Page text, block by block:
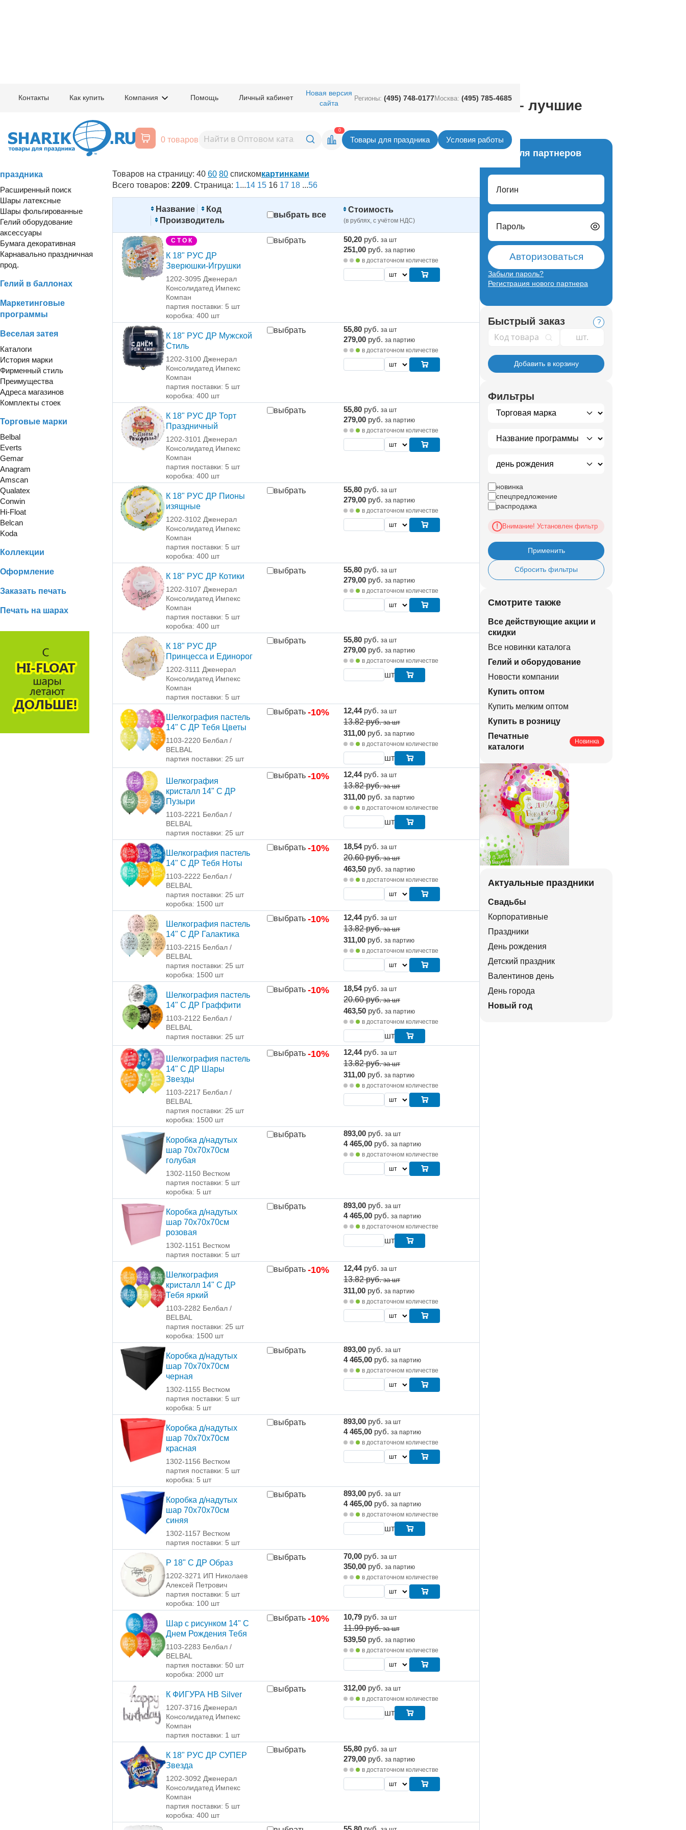
Контакты Как купить Компания Помощь Личный кабинет
Новая версия
сайта
Регионы: (495) 748-0177Москва: (495) 785-4685
0 товаров
0
Товары для праздника Условия работы
Фольгированные воздушные шарики на день рождения | купить оптом – лучшие
цены в Москве
праздника
Расширенный поиск
Шары латексные
Шары фольгированные
Гелий оборудование
аксессуары
Бумага декоративная
Карнавально праздничная
прод.
Гелий в баллонах
Маркетинговые
программы
Веселая затея
Каталоги
История марки
Фирменный стиль
Преимущества
Адреса магазинов
Комплекты стоек
Торговые марки
Belbal
Everts
Gemar
Anagram
Amscan
Qualatex
Conwin
Hi-Float
Belcan
Koda
Коллекции
Оформление
Заказать печать
Печать на шарах
Товаров на страницу: 40 60 80 спискомкартинками
Всего товаров: 2209. Страница: 1...14 15 16 17 18 ...56
Название
Код
Производитель
выбрать все
Стоимость
(в рублях, с учётом НДС)
С Т О К
К 18" РУС ДР
Зверюшки-Игрушки
1202-3095 Дженерал
Консолидатед Импекс
Компан
партия поставки: 5 шт
коробка: 400 шт
выбрать 50,20 руб. за шт
251,00 руб. за партию
в достаточном количестве
К 18" РУС ДР Мужской
Стиль
1202-3100 Дженерал
Консолидатед Импекс
Компан
партия поставки: 5 шт
коробка: 400 шт
выбрать 55,80 руб. за шт
279,00 руб. за партию
в достаточном количестве
К 18" РУС ДР Торт
Праздничный
1202-3101 Дженерал
Консолидатед Импекс
Компан
партия поставки: 5 шт
коробка: 400 шт
выбрать 55,80 руб. за шт
279,00 руб. за партию
в достаточном количестве
К 18" РУС ДР Пионы
изящные
1202-3102 Дженерал
Консолидатед Импекс
Компан
партия поставки: 5 шт
коробка: 400 шт
выбрать 55,80 руб. за шт
279,00 руб. за партию
в достаточном количестве
К 18" РУС ДР Котики
1202-3107 Дженерал
Консолидатед Импекс
Компан
партия поставки: 5 шт
коробка: 400 шт
выбрать 55,80 руб. за шт
279,00 руб. за партию
в достаточном количестве
К 18" РУС ДР
Принцесса и Единорог
1202-3111 Дженерал
Консолидатед Импекс
Компан
партия поставки: 5 шт
выбрать 55,80 руб. за шт
279,00 руб. за партию
в достаточном количестве
шт
Шелкография пастель
14" С ДР Тебя Цветы
1103-2220 Белбал /
BELBAL
партия поставки: 25 шт
-10%
выбрать 12,44 руб. за шт
13.82руб. за шт
311,00 руб. за партию
в достаточном количестве
шт
Шелкография
кристалл 14" С ДР
Пузыри
1103-2221 Белбал /
BELBAL
партия поставки: 25 шт
-10%
выбрать 12,44 руб. за шт
13.82руб. за шт
311,00 руб. за партию
в достаточном количестве
шт
Шелкография пастель
14" С ДР Тебя Ноты
1103-2222 Белбал /
BELBAL
партия поставки: 25 шт
коробка: 1500 шт
-10%
выбрать 18,54 руб. за шт
20.60руб. за шт
463,50 руб. за партию
в достаточном количестве
Шелкография пастель
14" С ДР Галактика
1103-2215 Белбал /
BELBAL
партия поставки: 25 шт
коробка: 1500 шт
-10%
выбрать 12,44 руб. за шт
13.82руб. за шт
311,00 руб. за партию
в достаточном количестве
Шелкография пастель
14" С ДР Граффити
1103-2122 Белбал /
BELBAL
партия поставки: 25 шт
-10%
выбрать 18,54 руб. за шт
20.60руб. за шт
463,50 руб. за партию
в достаточном количестве
шт
Шелкография пастель
14" С ДР Шары
Звезды
1103-2217 Белбал /
BELBAL
партия поставки: 25 шт
коробка: 1500 шт
-10%
выбрать 12,44 руб. за шт
13.82руб. за шт
311,00 руб. за партию
в достаточном количестве
Коробка д/надутых
шар 70х70х70см
голубая
1302-1150 Вестком
партия поставки: 5 шт
коробка: 5 шт
выбрать 893,00 руб. за шт
4 465,00 руб. за партию
в достаточном количестве
Коробка д/надутых
шар 70х70х70см
розовая
1302-1151 Вестком
партия поставки: 5 шт
выбрать 893,00 руб. за шт
4 465,00 руб. за партию
в достаточном количестве
шт
Шелкография
кристалл 14" С ДР
Тебя яркий
1103-2282 Белбал /
BELBAL
партия поставки: 25 шт
коробка: 1500 шт
-10%
выбрать 12,44 руб. за шт
13.82руб. за шт
311,00 руб. за партию
в достаточном количестве
Коробка д/надутых
шар 70х70х70см
черная
1302-1155 Вестком
партия поставки: 5 шт
коробка: 5 шт
выбрать 893,00 руб. за шт
4 465,00 руб. за партию
в достаточном количестве
Коробка д/надутых
шар 70х70х70см
красная
1302-1156 Вестком
партия поставки: 5 шт
коробка: 5 шт
выбрать 893,00 руб. за шт
4 465,00 руб. за партию
в достаточном количестве
Коробка д/надутых
шар 70х70х70см
синяя
1302-1157 Вестком
партия поставки: 5 шт
выбрать 893,00 руб. за шт
4 465,00 руб. за партию
в достаточном количестве
шт
Р 18" С ДР Образ
1202-3271 ИП Николаев
Алексей Петрович
партия поставки: 5 шт
коробка: 100 шт
выбрать 70,00 руб. за шт
350,00 руб. за партию
в достаточном количестве
Шар с рисунком 14" С
Днем Рождения Тебя
1103-2283 Белбал /
BELBAL
партия поставки: 50 шт
коробка: 2000 шт
-10%
выбрать 10,79 руб. за шт
11.99руб. за шт
539,50 руб. за партию
в достаточном количестве
К ФИГУРА HB Silver
1207-3716 Дженерал
Консолидатед Импекс
Компан
партия поставки: 1 шт
выбрать 312,00 руб. за шт
в достаточном количестве
шт
К 18" РУС ДР СУПЕР
Звезда
1202-3092 Дженерал
Консолидатед Импекс
Компан
партия поставки: 5 шт
коробка: 400 шт
выбрать 55,80 руб. за шт
279,00 руб. за партию
в достаточном количестве
Вход для партнеров
Логин
Пароль
Авторизоваться
Забыли пароль?
Регистрация нового партнера
Быстрый заказ ?
Код товара
Добавить в корзину
Фильтры
новинка
спецпредложение
распродажа
! Внимание! Установлен фильтр
Применить
Сбросить фильтры
Смотрите также
Все действующие акции и
скидки
Все новинки каталога
Гелий и оборудование
Новости компании
Купить оптом
Купить мелким оптом
Купить в розницу
Печатные
каталоги
Новинка
Актуальные праздники
Свадьбы
Корпоративные
Праздники
День рождения
Детский праздник
Валентинов день
День города
Новый год